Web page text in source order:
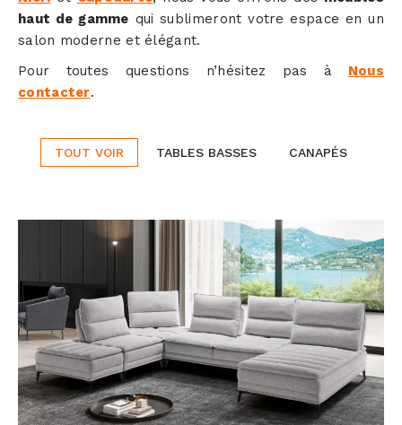
haut de gamme qui sublimeront votre espace en un
salon moderne et élégant.
Pour toutes questions n’hésitez pas à
Nous
contacter.
TOUT VOIR TABLES BASSES CANAPÉS